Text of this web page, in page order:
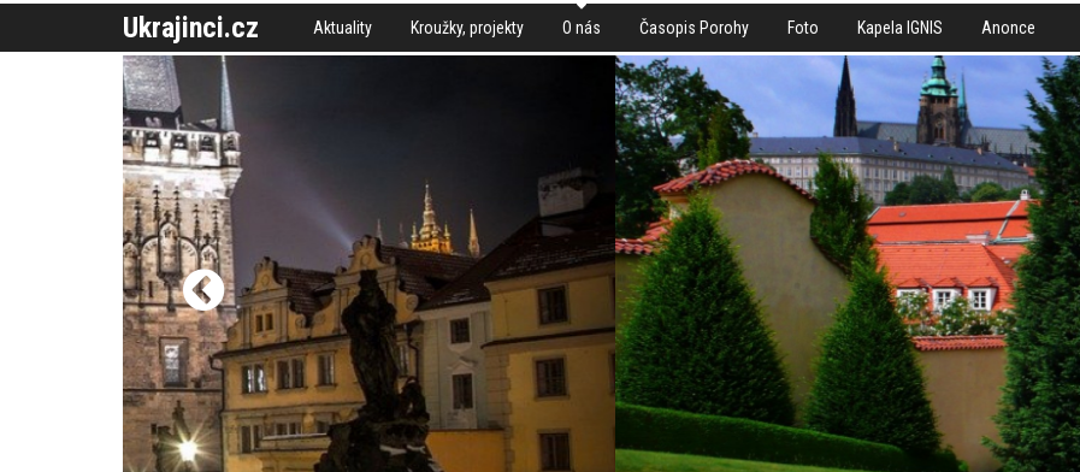
Ukrajinci.cz Aktuality Kroužky, projekty O nás Časopis Porohy Foto Kapela IGNIS Anonce